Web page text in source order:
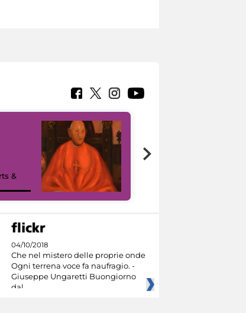
&
04/10/2018
Che nel mistero delle proprie onde
Ogni terrena voce fa naufragio. -
Giuseppe Ungaretti Buongiorno
dal